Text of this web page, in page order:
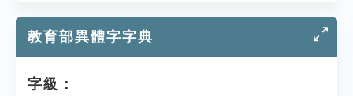
教育部異體字字典
字級：